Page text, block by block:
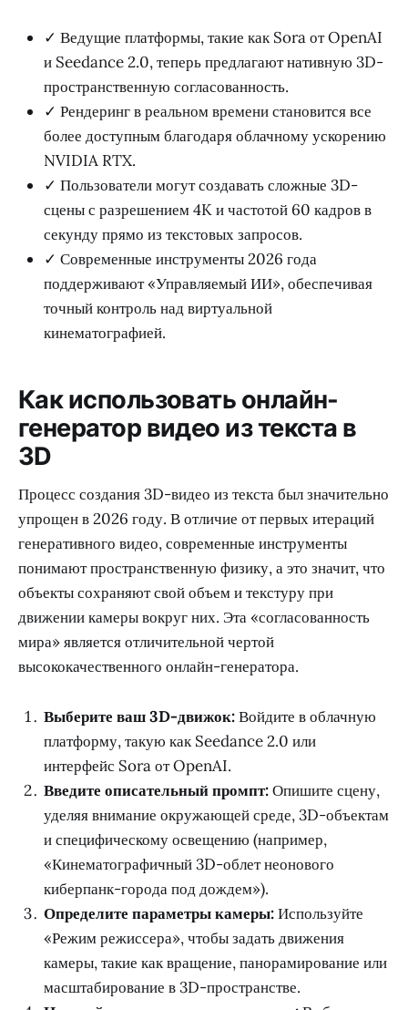
✓ Ведущие платформы, такие как Sora от OpenAI
и Seedance 2.0, теперь предлагают нативную 3D-
пространственную согласованность.
✓ Рендеринг в реальном времени становится все
более доступным благодаря облачному ускорению
NVIDIA RTX.
✓ Пользователи могут создавать сложные 3D-
сцены с разрешением 4K и частотой 60 кадров в
секунду прямо из текстовых запросов.
✓ Современные инструменты 2026 года
поддерживают «Управляемый ИИ», обеспечивая
точный контроль над виртуальной
кинематографией.
Как использовать онлайн-
генератор видео из текста в
3D
Процесс создания 3D-видео из текста был значительно
упрощен в 2026 году. В отличие от первых итераций
генеративного видео, современные инструменты
понимают пространственную физику, а это значит, что
объекты сохраняют свой объем и текстуру при
движении камеры вокруг них. Эта «согласованность
мира» является отличительной чертой
высококачественного онлайн-генератора.
Выберите ваш 3D-движок:Войдите в облачную
платформу, такую как Seedance 2.0 или
интерфейс Sora от OpenAI.
Введите описательный промпт:Опишите сцену,
уделяя внимание окружающей среде, 3D-объектам
и специфическому освещению (например,
«Кинематографичный 3D-облет неонового
киберпанк-города под дождем»).
Определите параметры камеры:Используйте
«Режим режиссера», чтобы задать движения
камеры, такие как вращение, панорамирование или
масштабирование в 3D-пространстве.